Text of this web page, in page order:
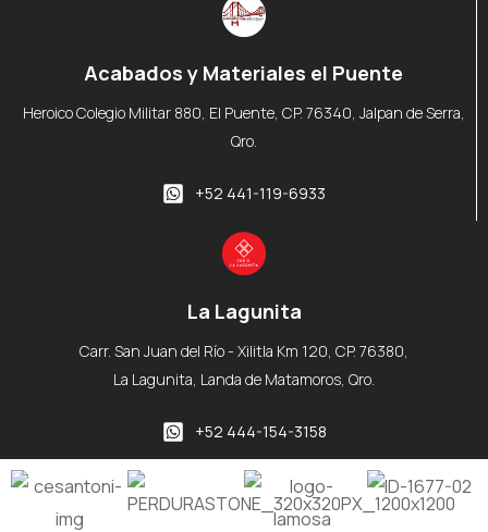
Acabados y Materiales el Puente
Heroico Colegio Militar 880, El Puente, CP. 76340, Jalpan de Serra,
Qro.
+52 441-119-6933
La Lagunita
Carr. San Juan del Río - Xilitla Km 120, CP. 76380,
La Lagunita, Landa de Matamoros, Qro.
+52 444-154-3158